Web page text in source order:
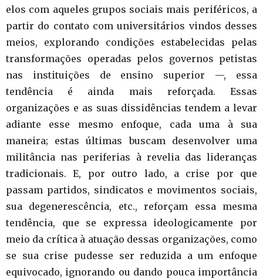
elos com aqueles grupos sociais mais periféricos, a
partir do contato com universitários vindos desses
meios, explorando condições estabelecidas pelas
transformações operadas pelos governos petistas
nas instituições de ensino superior —, essa
tendência é ainda mais reforçada. Essas
organizações e as suas dissidências tendem a levar
adiante esse mesmo enfoque, cada uma à sua
maneira; estas últimas buscam desenvolver uma
militância nas periferias à revelia das lideranças
tradicionais. E, por outro lado, a crise por que
passam partidos, sindicatos e movimentos sociais,
sua degenerescência, etc., reforçam essa mesma
tendência, que se expressa ideologicamente por
meio da crítica à atuação dessas organizações, como
se sua crise pudesse ser reduzida a um enfoque
equivocado, ignorando ou dando pouca importância